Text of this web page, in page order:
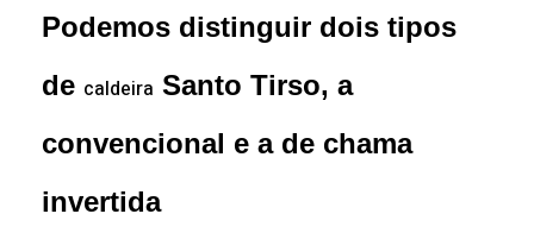
Podemos distinguir dois tipos
de caldeira Santo Tirso, a
convencional e a de chama
invertida